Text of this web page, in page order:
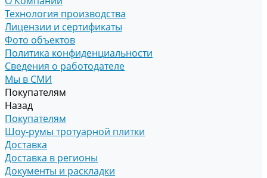
Технология производства
Лицензии и сертификаты
Фото объектов
Политика конфиденциальности
Сведения о работодателе
Мы в СМИ
Покупателям
Назад
Покупателям
Шоу-румы тротуарной плитки
Доставка
Доставка в регионы
Документы и раскладки